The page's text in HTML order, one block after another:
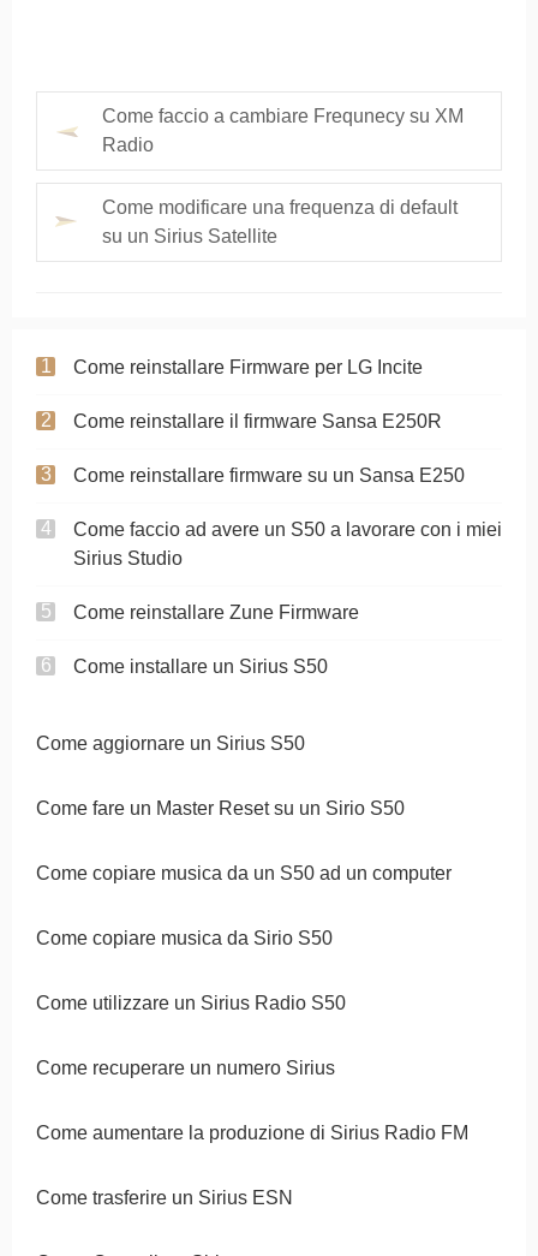
Come faccio a cambiare Frequnecy su XM
Radio
Come modificare una frequenza di default
su un Sirius Satellite
Come reinstallare Firmware per LG Incite
Come reinstallare il firmware Sansa E250R
Come reinstallare firmware su un Sansa E250
Come faccio ad avere un S50 a lavorare con i miei
Sirius Studio
Come reinstallare Zune Firmware
Come installare un Sirius S50
Come aggiornare un Sirius S50
Come fare un Master Reset su un Sirio S50
Come copiare musica da un S50 ad un computer
Come copiare musica da Sirio S50
Come utilizzare un Sirius Radio S50
Come recuperare un numero Sirius
Come aumentare la produzione di Sirius Radio FM
Come trasferire un Sirius ESN